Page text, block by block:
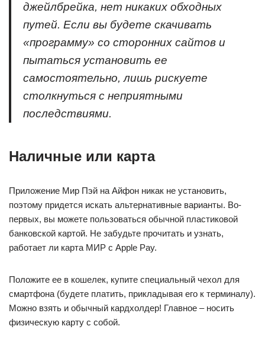
джейлбрейка, нет никаких обходных
путей. Если вы будете скачивать
«программу» со сторонних сайтов и
пытаться установить ее
самостоятельно, лишь рискуете
столкнуться с неприятными
последствиями.
Наличные или карта
Приложение Мир Пэй на Айфон никак не установить,
поэтому придется искать альтернативные варианты. Во-
первых, вы можете пользоваться обычной пластиковой
банковской картой. Не забудьте прочитать и узнать,
работает ли карта МИР с Apple Pay.
Положите ее в кошелек, купите специальный чехол для
смартфона (будете платить, прикладывая его к терминалу).
Можно взять и обычный кардхолдер! Главное – носить
физическую карту с собой.